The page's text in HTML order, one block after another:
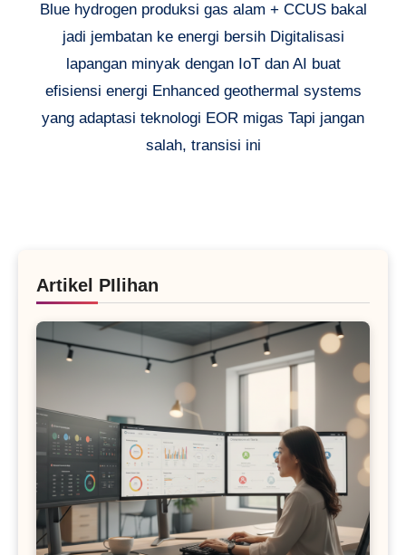
Blue hydrogen produksi gas alam + CCUS bakal
jadi jembatan ke energi bersih Digitalisasi
lapangan minyak dengan IoT dan AI buat
efisiensi energi Enhanced geothermal systems
yang adaptasi teknologi EOR migas Tapi jangan
salah, transisi ini
Artikel PIlihan